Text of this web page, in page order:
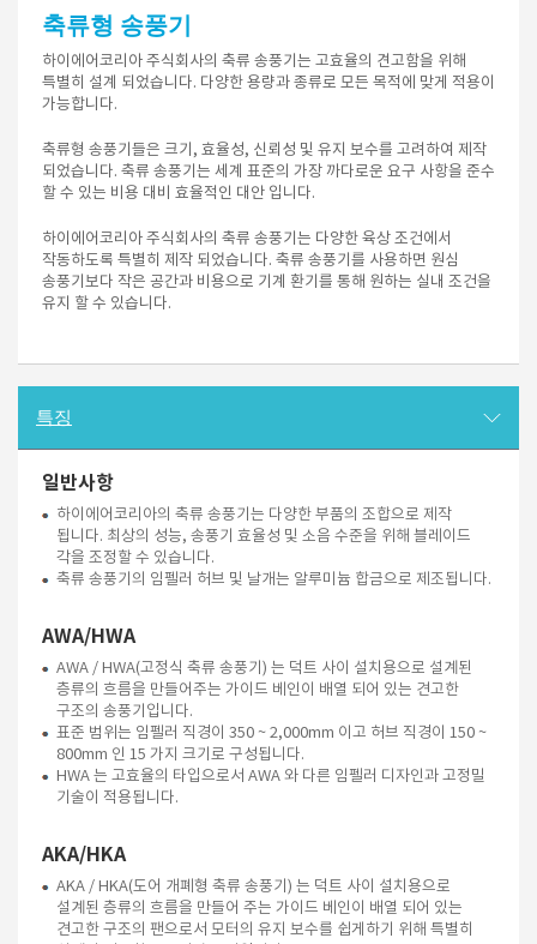
축류형 송풍기
하이에어코리아 주식회사의 축류 송풍기는 고효율의 견고함을 위해
특별히 설계 되었습니다. 다양한 용량과 종류로 모든 목적에 맞게 적용이
가능합니다.
축류형 송풍기들은 크기, 효율성, 신뢰성 및 유지 보수를 고려하여 제작
되었습니다. 축류 송풍기는 세계 표준의 가장 까다로운 요구 사항을 준수
할 수 있는 비용 대비 효율적인 대안 입니다.
하이에어코리아 주식회사의 축류 송풍기는 다양한 육상 조건에서
작동하도록 특별히 제작 되었습니다. 축류 송풍기를 사용하면 원심
송풍기보다 작은 공간과 비용으로 기계 환기를 통해 원하는 실내 조건을
유지 할 수 있습니다.
특징
일반사항
하이에어코리아의 축류 송풍기는 다양한 부품의 조합으로 제작
됩니다. 최상의 성능, 송풍기 효율성 및 소음 수준을 위해 블레이드
각을 조정할 수 있습니다.
축류 송풍기의 임펠러 허브 및 날개는 알루미늄 합금으로 제조됩니다.
AWA/HWA
AWA / HWA(고정식 축류 송풍기) 는 덕트 사이 설치용으로 설계된
층류의 흐름을 만들어주는 가이드 베인이 배열 되어 있는 견고한
구조의 송풍기입니다.
표준 범위는 임펠러 직경이 350 ~ 2,000mm 이고 허브 직경이 150 ~
800mm 인 15 가지 크기로 구성됩니다.
HWA 는 고효율의 타입으로서 AWA 와 다른 임펠러 디자인과 고정밀
기술이 적용됩니다.
AKA/HKA
AKA / HKA(도어 개폐형 축류 송풍기) 는 덕트 사이 설치용으로
설계된 층류의 흐름을 만들어 주는 가이드 베인이 배열 되어 있는
견고한 구조의 팬으로서 모터의 유지 보수를 쉽게하기 위해 특별히